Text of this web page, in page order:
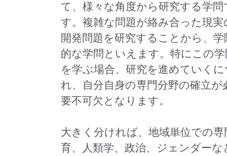
て、様々な角度から研究する学問
す。複雑な問題が絡み合った現実
開発問題を研究することから、学
的な学問といえます。特にこの学
を学ぶ場合、研究を進めていくに
れ、自分自身の専門分野の確立が
要不可欠となります。
大きく分ければ、地域単位での
育、人類学、政治、ジェンダー